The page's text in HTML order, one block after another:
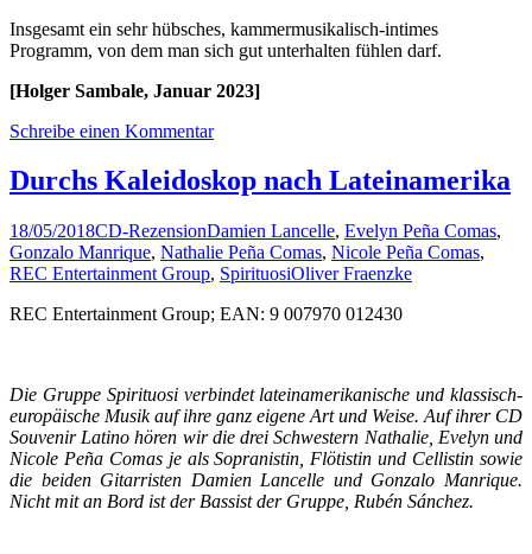
Insgesamt ein sehr hübsches, kammermusikalisch-intimes
Programm, von dem man sich gut unterhalten fühlen darf.
[Holger Sambale, Januar 2023]
Schreibe einen Kommentar
­Durchs Kaleidoskop nach Lateinamerika
18/05/2018CD-RezensionDamien Lancelle, Evelyn Peña Comas,
Gonzalo Manrique, Nathalie Peña Comas, Nicole Peña Comas,
REC Entertainment Group, SpirituosiOliver Fraenzke
REC Entertainment Group; EAN: 9 007970 012430
Die Gruppe Spirituosi verbindet lateinamerikanische und klassisch-
europäische Musik auf ihre ganz eigene Art und Weise. Auf ihrer CD
Souvenir Latino hören wir die drei Schwestern Nathalie, Evelyn und
Nicole Peña Comas je als Sopranistin, Flötistin und Cellistin sowie
die beiden Gitarristen Damien Lancelle und Gonzalo Manrique.
Nicht mit an Bord ist der Bassist der Gruppe, Rubén Sánchez.